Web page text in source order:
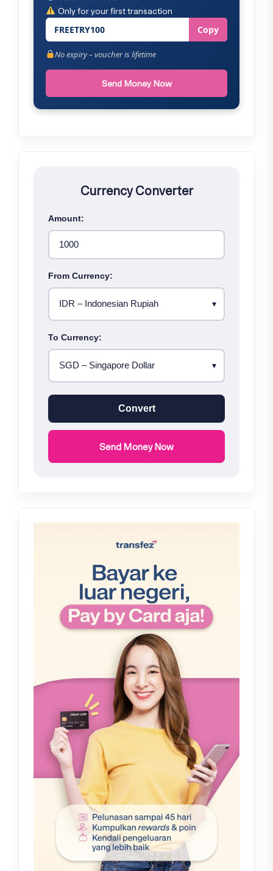
Only for your first transaction
FREETRY100 Copy
No expiry – voucher is lifetime
Send Money Now
Currency Converter
Amount:
From Currency:
To Currency:
Convert
Send Money Now